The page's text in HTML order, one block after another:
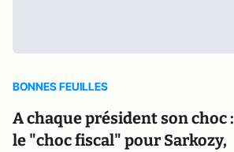
BONNES FEUILLES
A chaque président son choc :
le "choc fiscal" pour Sarkozy,